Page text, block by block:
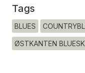
Tags
BLUES
ØSTKANTEN